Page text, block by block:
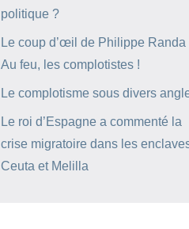
politique ?
Le coup d’œil de Philippe Randa
Au feu, les complotistes !
Le complotisme sous divers
Le roi d’Espagne a commenté la
crise migratoire dans les
Ceuta et Melilla